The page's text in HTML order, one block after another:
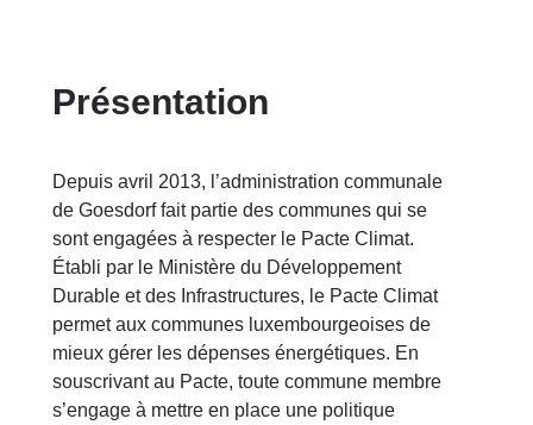
Présentation
Depuis avril 2013, l’administration communale
de Goesdorf fait partie des communes qui se
sont engagées à respecter le Pacte Climat.
Établi par le Ministère du Développement
Durable et des Infrastructures, le Pacte Climat
permet aux communes luxembourgeoises de
mieux gérer les dépenses énergétiques. En
souscrivant au Pacte, toute commune membre
s’engage à mettre en place une politique